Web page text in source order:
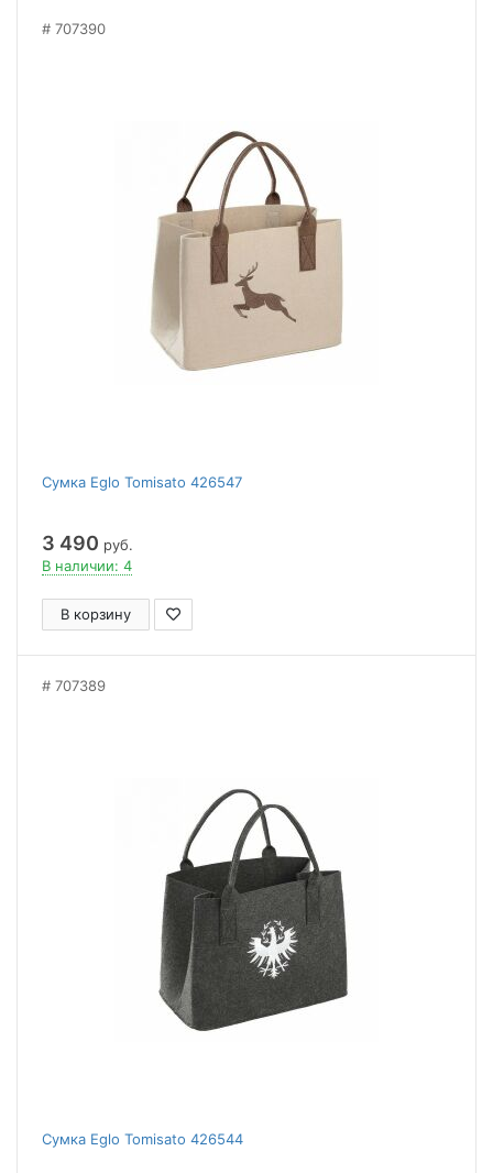
707390
Сумка Eglo Tomisato 426547
3 490 руб.
В наличии: 4
В корзину
707389
Сумка Eglo Tomisato 426544